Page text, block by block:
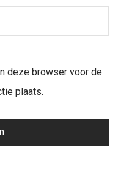
deze browser voor de
plaats.